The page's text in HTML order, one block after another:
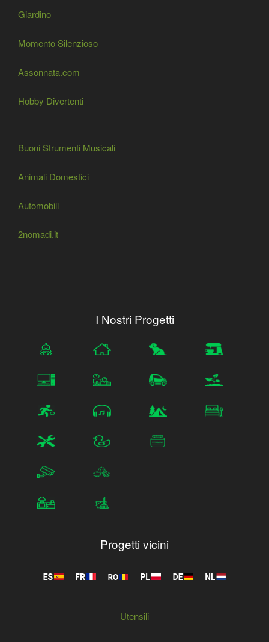
Giardino
Momento Silenzioso
Assonnata.com
Hobby Divertenti
Buoni Strumenti Musicali
Animali Domestici
Automobili
2nomadi.it
I Nostri Progetti
Progetti vicini
Utensili